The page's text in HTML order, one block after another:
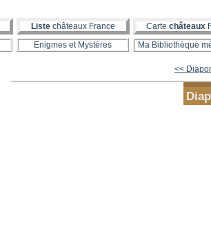
Liste châteaux France Carte châteaux
Enigmes et Mystères Ma Bibliothèque
<<